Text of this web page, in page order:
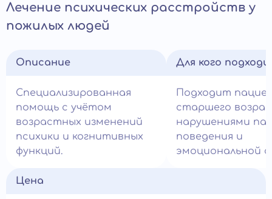
Лечение психических расстройств у
пожилых людей
Описание
Специализированная
помощь с учётом
возрастных изменений
психики и когнитивных
функций.
Для кого
Подходит
старшего
нарушениями
поведения и
эмоциональной
Цена